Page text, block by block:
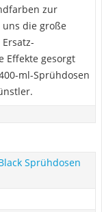
zur
die große
Effekte gesorgt
ml-Sprühdosen
Sprühdosen